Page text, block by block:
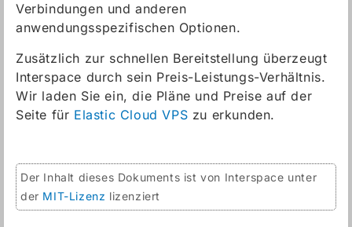
Verbindungen und anderen
anwendungsspezifischen Optionen.
Zusätzlich zur schnellen Bereitstellung überzeugt
Interspace durch sein Preis-Leistungs-Verhältnis.
Wir laden Sie ein, die Pläne und Preise auf der
Seite für Elastic Cloud VPS zu erkunden.
Der Inhalt dieses Dokuments ist von Interspace unter
der MIT-Lizenz lizenziert